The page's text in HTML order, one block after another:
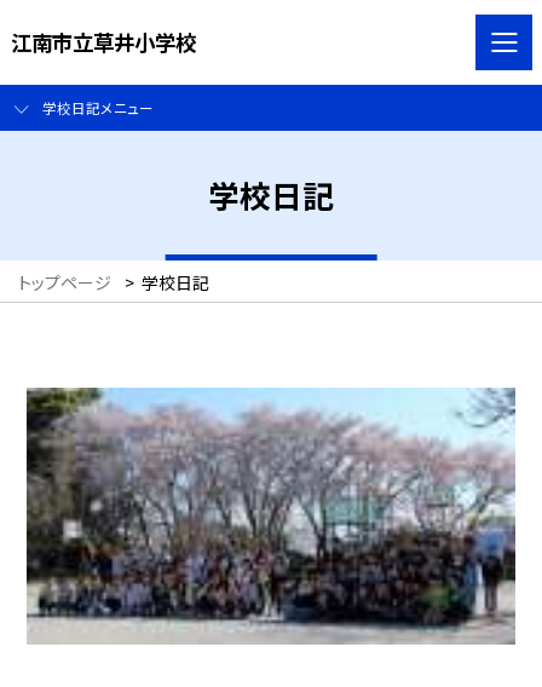
江南市立草井小学校
学校日記メニュー
学校日記
トップページ > 学校日記